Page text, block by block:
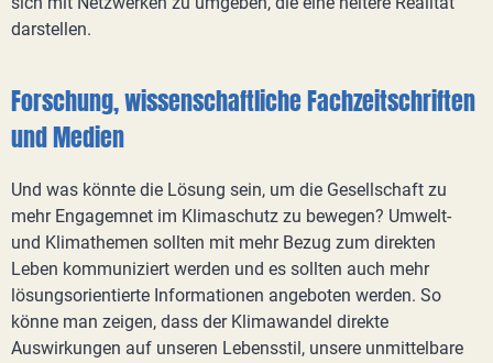
darstellen.
Forschung, wissenschaftliche Fachzeitschriften
und Medien
Und was könnte die Lösung sein, um die Gesellschaft zu
mehr Engagemnet im Klimaschutz zu bewegen? Umwelt-
und Klimathemen sollten mit mehr Bezug zum direkten
Leben kommuniziert werden und es sollten auch mehr
lösungsorientierte Informationen angeboten werden. So
könne man zeigen, dass der Klimawandel direkte
Auswirkungen auf unseren Lebensstil, unsere unmittelbare